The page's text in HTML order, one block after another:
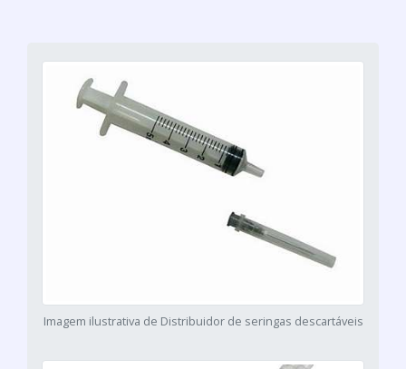
Imagem ilustrativa de Distribuidor de seringas descartáveis